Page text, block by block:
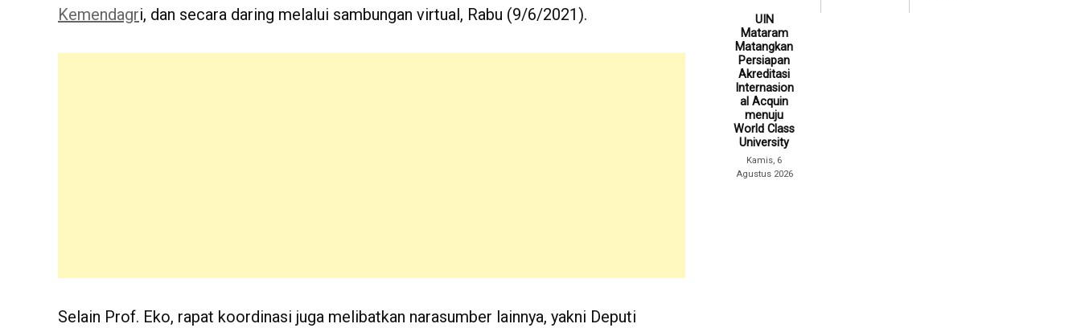
Kemendagri, dan secara daring melalui sambungan virtual, Rabu (9/6/2021).
Selain Prof. Eko, rapat koordinasi juga melibatkan narasumber lainnya, yakni Deputi
UIN
Mataram
Matangkan
Persiapan
Akreditasi
Internasion
al Acquin
menuju
World Class
University
Kamis, 6
Agustus 2026